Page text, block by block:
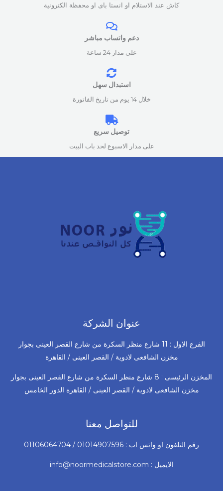
كاش عند الاستلام او انستا باى او محفظة الكترونية
دعم واتساب مباشر
على مدار 24 ساعة
استبدال سهل
خلال 14 يوم من تاريخ الفاتورة
توصيل سريع
على مدار الاسبوع لحد باب البيت
عنوان الشركة
الفرع الاول : 11 شارع منظر السكرة من شارع القصر العينى بجوار
مخزن الشافعى لادوية / القصر العينى / القاهرة
المخزن الرئيسى : 8 شارع منظر السكرة من شارع القصر العينى بجوار
مخزن الشافعى لادوية / القصر العينى / القاهرة الدور الخامس
للتواصل معنا
رقم التلفون او واتس اب : 01014907596 / 01106064704
الايميل : info@noormedicalstore.com